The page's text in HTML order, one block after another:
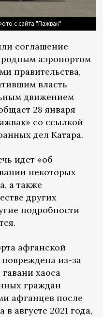
с сайта "Пажвак"
соглашение
аэропортом
правительства,
власть
движением
28 января
» со ссылкой
дел Катара.
идет «об
некоторых
а также
других
подробности
афганской
из-за
хаоса
граждан
афганцев после
в августе 2021 года,